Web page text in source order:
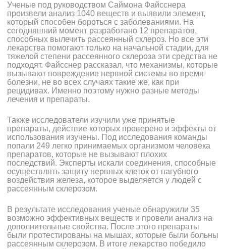
Ученые под руководством Саймона Файсснера
произвели анализ 1040 веществ и выявили элемент,
который способен бороться с заболеваниями. На
сегодняшний момент разработано 12 препаратов,
способных вылечить рассеянный склероз. Но все эти
лекарства помогают только на начальной стадии, для
тяжелой степени рассеянного склероза эти средства не
подходят. Файсснер рассказал, что механизмы, которые
вызывают повреждение нервной системы во время
болезни, не во всех случаях такие же, как при
рецидивах. Именно поэтому нужно разные методы
лечения и препараты.
Также исследователи изучили уже принятые
препараты, действие которых проверено и эффекты от
использования изучены. Под исследования команды
попали 249 легко принимаемых организмом человека
препаратов, которые не вызывают плохих
последствий. Эксперты искали соединения, способные
осуществлять защиту нервных клеток от пагубного
воздействия железа, которое выделяется у людей с
рассеянным склерозом.
В результате исследования ученые обнаружили 35
возможно эффективных веществ и провели анализ на
дополнительные свойства. После этого препараты
были протестированы на мышах, которые были больны
рассеянным склерозом. В итоге лекарство победило